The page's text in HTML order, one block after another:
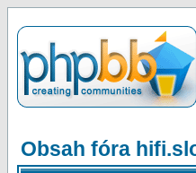
Obsah fóra